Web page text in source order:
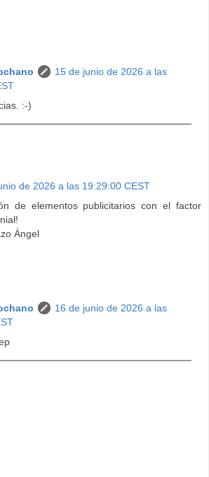
15 de junio de 2026 a las
:-)
de 2026 a las 19:29:00 CEST
de elementos publicitarios con el factor
Ángel
16 de junio de 2026 a las